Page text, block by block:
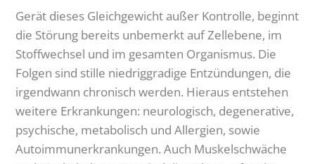
Gerät dieses Gleichgewicht außer Kontrolle, beginnt
die Störung bereits unbemerkt auf Zellebene, im
Stoffwechsel und im gesamten Organismus. Die
Folgen sind stille niedriggradige Entzündungen, die
irgendwann chronisch werden. Hieraus entstehen
weitere Erkrankungen: neurologisch, degenerative,
psychische, metabolisch und Allergien, sowie
Autoimmunerkrankungen. Auch Muskelschwäche